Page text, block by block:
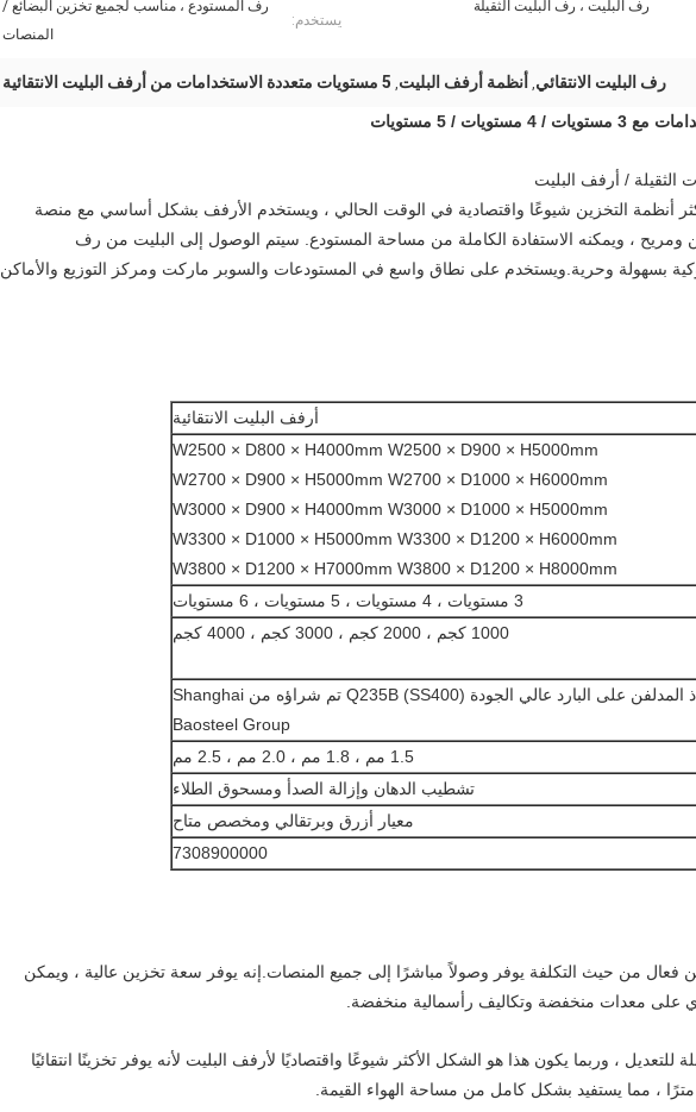
رف البليت ، رف البليت الثقيلة
يستخدم:
رف المستودع ، مناسب لجميع تخزين البضائع /
المنصات
رف البليت الانتقائي, أنظمة أرفف البليت, 5 مستويات متعددة الاستخدامات من أرفف البليت الانتقائية
/ 5 مستويات
الثقيلة / أرفف البليت
أنظمة التخزين شيوعًا واقتصادية في الوقت الحالي ، ويستخدم الأرفف بشكل أساسي مع منصة
ومريح ، ويمكنه الاستفادة الكاملة من مساحة المستودع. سيتم الوصول إلى البليت من رف
بسهولة وحرية.ويستخدم على نطاق واسع في المستودعات والسوبر ماركت ومركز التوزيع والأماكن
أرفف البليت الانتقائية
W2500 × D800 × H4000mm W2500 × D900 × H5000mm
W2700 × D900 × H5000mm W2700 × D1000 × H6000mm
W3000 × D900 × H4000mm W3000 × D1000 × H5000mm
W3300 × D1000 × H5000mm W3300 × D1200 × H6000mm
W3800 × D1200 × H7000mm W3800 × D1200 × H8000mm
3 مستويات ، 4 مستويات ، 5 مستويات ، 6 مستويات
1000 كجم ، 2000 كجم ، 3000 كجم ، 4000 كجم
الفولاذ المدلفن على البارد عالي الجودة Q235B (SS400) تم شراؤه من Shanghai
Baosteel Group
1.5 مم ، 1.8 مم ، 2.0 مم ، 2.5 مم
تشطيب الدهان وإزالة الصدأ ومسحوق الطلاء
معيار أزرق وبرتقالي ومخصص متاح
7308900000
فعال من حيث التكلفة يوفر وصولاً مباشرًا إلى جميع المنصات.إنه يوفر سعة تخزين عالية ، ويمكن
على معدات منخفضة وتكاليف رأسمالية منخفضة.
، وربما يكون هذا هو الشكل الأكثر شيوعًا واقتصاديًا لأرفف البليت لأنه يوفر تخزينًا انتقائيًا